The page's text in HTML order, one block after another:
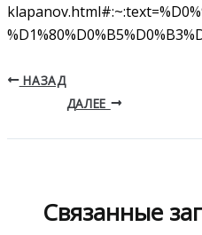
НАЗАД
ДАЛЕЕ
Связанные